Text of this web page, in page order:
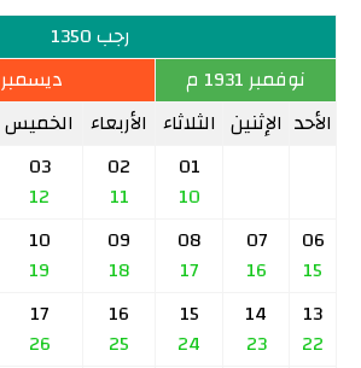
رجب 1350
نوفمبر 1931 م
ديسمبر 1931 م
الأحد الإثنين الثلاثاء الأربعاء الخميس
01
10
02
11
03
12
06
15
07
16
08
17
09
18
10
19
13
22
14
23
15
24
16
25
17
26